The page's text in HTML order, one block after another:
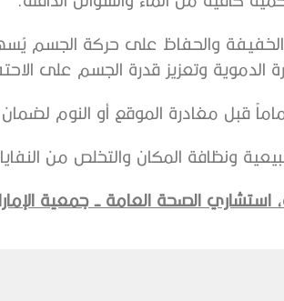
الخفيفة والحفاظ على حركة الجسم
وتعزيز قدرة الجسم على
قبل مغادرة الموقع أو النوم
ونظافة المكان والتخلص من
استشاري الصحة العامة ــ جمعية